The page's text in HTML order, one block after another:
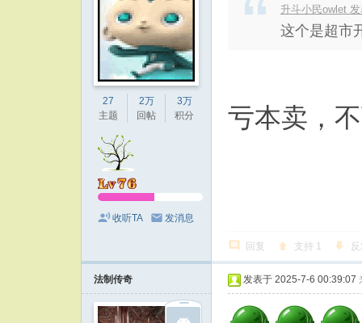
27
主题
2万
回帖
3万
积分
收听TA 发消息
升斗小民owlet
这个是超市
亏本卖，
回复 支持 1
法制传奇 发表于 2025-7-6 00:39:07